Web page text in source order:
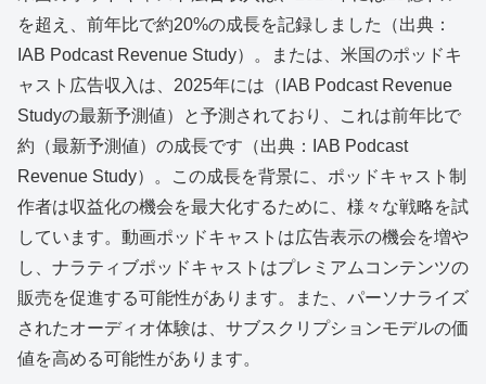
を超え、前年比で約20%の成長を記録しました（出典：
IAB Podcast Revenue Study）。または、米国のポッドキ
ャスト広告収入は、2025年には（IAB Podcast Revenue
Studyの最新予測値）と予測されており、これは前年比で
約（最新予測値）の成長です（出典：IAB Podcast
Revenue Study）。この成長を背景に、ポッドキャスト制
作者は収益化の機会を最大化するために、様々な戦略を試
しています。動画ポッドキャストは広告表示の機会を増や
し、ナラティブポッドキャストはプレミアムコンテンツの
販売を促進する可能性があります。また、パーソナライズ
されたオーディオ体験は、サブスクリプションモデルの価
値を高める可能性があります。